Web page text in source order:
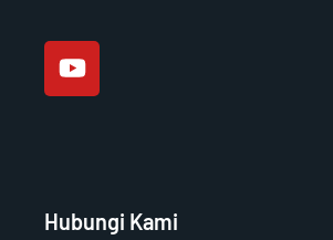
o
u
t
Hubungi Kami